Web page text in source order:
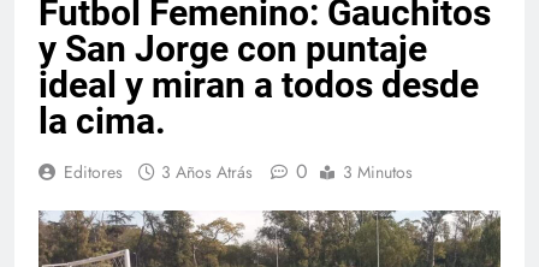
Futbol Femenino: Gauchitos
y San Jorge con puntaje
ideal y miran a todos desde
la cima.
Editores 3 Años Atrás 0 3 Minutos